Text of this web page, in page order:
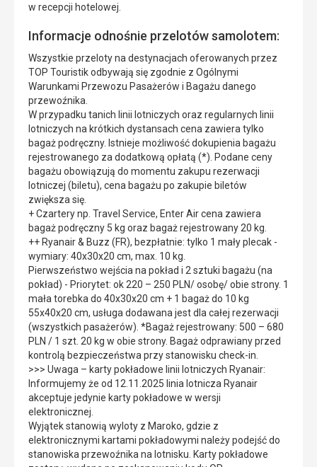
w recepcji hotelowej.
Informacje odnośnie przelotów samolotem:
Wszystkie przeloty na destynacjach oferowanych przez
TOP Touristik odbywają się zgodnie z Ogólnymi
Warunkami Przewozu Pasażerów i Bagażu danego
przewoźnika.
W przypadku tanich linii lotniczych oraz regularnych linii
lotniczych na krótkich dystansach cena zawiera tylko
bagaż podręczny. Istnieje możliwość dokupienia bagażu
rejestrowanego za dodatkową opłatą (*). Podane ceny
bagażu obowiązują do momentu zakupu rezerwacji
lotniczej (biletu), cena bagażu po zakupie biletów
zwiększa się.
+ Czartery np. Travel Service, Enter Air cena zawiera
bagaż podręczny 5 kg oraz bagaż rejestrowany 20 kg.
++ Ryanair & Buzz (FR), bezpłatnie: tylko 1 mały plecak -
wymiary: 40x30x20 cm, max. 10 kg.
Pierwszeństwo wejścia na pokład i 2 sztuki bagażu (na
pokład) - Priorytet: ok 220 – 250 PLN/ osobę/ obie strony. 1
mała torebka do 40x30x20 cm + 1 bagaż do 10 kg
55x40x20 cm, usługa dodawana jest dla całej rezerwacji
(wszystkich pasażerów). *Bagaż rejestrowany: 500 – 680
PLN / 1 szt. 20 kg w obie strony. Bagaż odprawiany przed
kontrolą bezpieczeństwa przy stanowisku check-in.
>>> Uwaga – karty pokładowe linii lotniczych Ryanair:
Informujemy że od 12.11.2025 linia lotnicza Ryanair
akceptuje jedynie karty pokładowe w wersji
elektronicznej.
Wyjątek stanowią wyloty z Maroko, gdzie z
elektronicznymi kartami pokładowymi należy podejść do
stanowiska przewoźnika na lotnisku. Karty pokładowe